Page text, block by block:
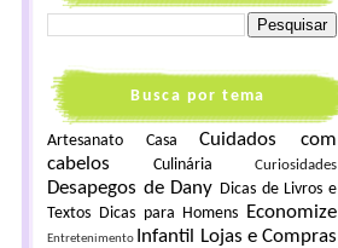
Busca por tema
Artesanato Casa
Cuidados com
cabelos
Culinária Curiosidades
Desapegos de Dany Dicas de Livros e
Textos Dicas para Homens Economize
Entretenimento Infantil
Lojas e Compras